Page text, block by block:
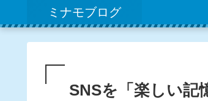
ミナモブログ
SNSを「楽しい記